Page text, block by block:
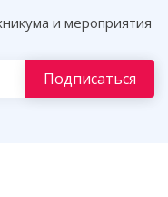
и мероприятия